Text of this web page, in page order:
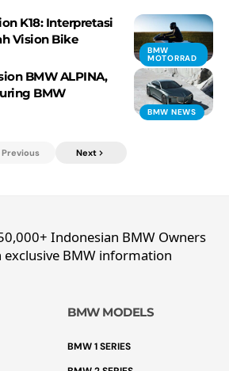
BMW
MOTORRAD
K18: Interpretasi
Vision Bike
BMW NEWS
BMW ALPINA,
BMW
Previous Next
Indonesian BMW Owners
exclusive BMW information
BMW MODELS
BMW 1 SERIES